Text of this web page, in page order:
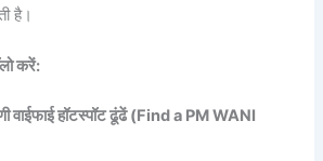
है।
करें:
वाईफाईहॉटस्पॉटढूंढें (Find a PM WANI